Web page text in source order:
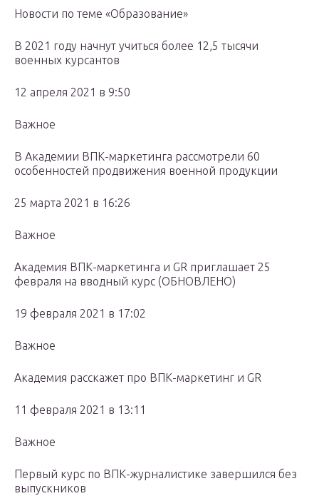
Новости по теме «Образование»
В 2021 году начнут учиться более 12,5 тысячи
военных курсантов
12 апреля 2021 в 9:50
Важное
В Академии ВПК-маркетинга рассмотрели 60
особенностей продвижения военной продукции
25 марта 2021 в 16:26
Важное
Академия ВПК-маркетинга и GR приглашает 25
февраля на вводный курс (ОБНОВЛЕНО)
19 февраля 2021 в 17:02
Важное
Академия расскажет про ВПК-маркетинг и GR
11 февраля 2021 в 13:11
Важное
Первый курс по ВПК-журналистике завершился без
выпускников